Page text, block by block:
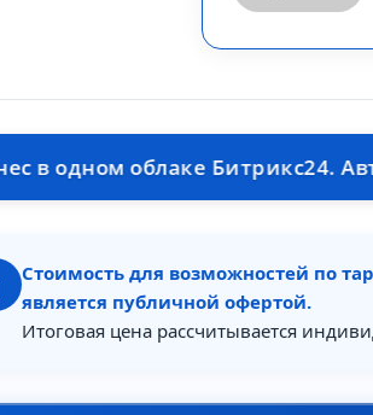
Битрикс24.
Стоимость для возможностей по
является публичной офертой.
Итоговая цена рассчитывается